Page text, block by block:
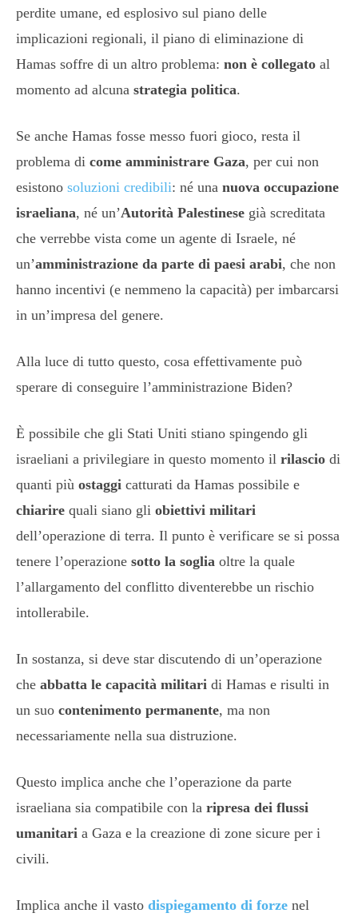
perdite umane, ed esplosivo sul piano delle
implicazioni regionali, il piano di eliminazione di
Hamas soffre di un altro problema: non è collegato al
momento ad alcuna strategia politica.
Se anche Hamas fosse messo fuori gioco, resta il
problema di come amministrare Gaza, per cui non
esistono soluzioni credibili: né una nuova occupazione
israeliana, né un’Autorità Palestinese già screditata
che verrebbe vista come un agente di Israele, né
un’amministrazione da parte di paesi arabi, che non
hanno incentivi (e nemmeno la capacità) per imbarcarsi
in un’impresa del genere.
Alla luce di tutto questo, cosa effettivamente può
sperare di conseguire l’amministrazione Biden?
È possibile che gli Stati Uniti stiano spingendo gli
israeliani a privilegiare in questo momento il rilascio di
quanti più ostaggi catturati da Hamas possibile e
chiarire quali siano gli obiettivi militari
dell’operazione di terra. Il punto è verificare se si possa
tenere l’operazione sotto la soglia oltre la quale
l’allargamento del conflitto diventerebbe un rischio
intollerabile.
In sostanza, si deve star discutendo di un’operazione
che abbatta le capacità militari di Hamas e risulti in
un suo contenimento permanente, ma non
necessariamente nella sua distruzione.
Questo implica anche che l’operazione da parte
israeliana sia compatibile con la ripresa dei flussi
umanitari a Gaza e la creazione di zone sicure per i
civili.
Implica anche il vasto dispiegamento di forze nel